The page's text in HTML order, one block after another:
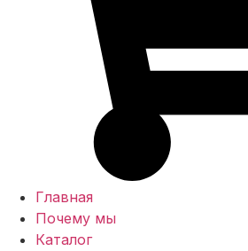
Главная
Почему мы
Каталог